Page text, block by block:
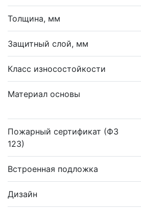
Толщина, мм
Защитный слой, мм
Класс износостойкости
Материал основы
Пожарный сертификат (ФЗ
123)
Встроенная подложка
Дизайн